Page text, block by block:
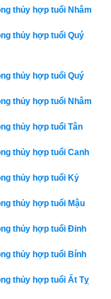
Giáp Dần 1974
chồng có cung
Cấn (số 8) và các
Tây Nam. Tránh
cung mệnh Khảm
các hướng xấu là
Nam.
phi tinh, hướng tốt
Số 7 – Thất Xích
giải phong thủy
(Số 7)
quý, có ngũ hành
nước còn “Thủy”
thủy hợp tuổi Nhâm
thủy hợp tuổi Quý
thủy hợp tuổi Quý
thủy hợp tuổi Nhâm
thủy hợp tuổi Tân
thủy hợp tuổi Canh
thủy hợp tuổi Kỷ
thủy hợp tuổi Mậu
thủy hợp tuổi Đinh
thủy hợp tuổi Bính
thủy hợp tuổi Ất Tỵ